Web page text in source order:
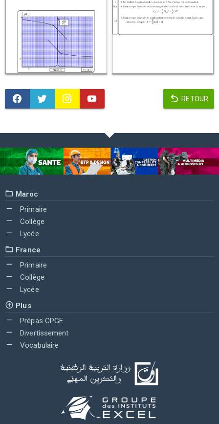
RETOUR
Maroc
Primaire
Collège
Lycée
France
Primaire
Collège
Lycée
Plus
Prépas CPGE
Divertissement
Vocabulaire